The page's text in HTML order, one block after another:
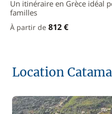
Un itinéraire en Grèce idéal
familles
À partir de 812 €
Location